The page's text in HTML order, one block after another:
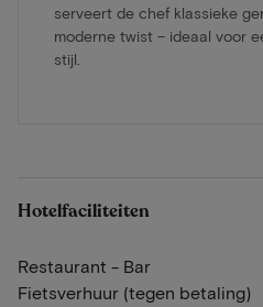
serveert de chef klassieke
moderne twist – ideaal voor
stijl.
Hotelfaciliteiten
Restaurant - Bar
Fietsverhuur (tegen betaling)